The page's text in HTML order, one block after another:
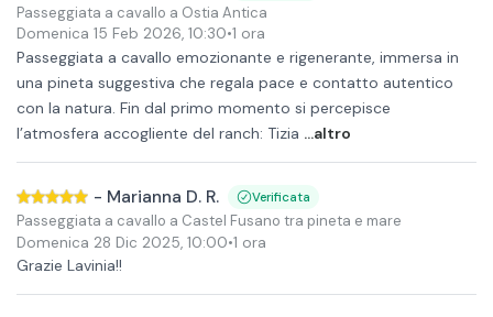
Passeggiata a cavallo a Ostia Antica
Domenica 15 Feb 2026, 10:30•1 ora
Passeggiata a cavallo emozionante e rigenerante, immersa in
una pineta suggestiva che regala pace e contatto autentico
con la natura. Fin dal primo momento si percepisce
l’atmosfera accogliente del ranch: Tizia ...altro
- Marianna D. R. Verificata
Passeggiata a cavallo a Castel Fusano tra pineta e mare
Domenica 28 Dic 2025, 10:00•1 ora
Grazie Lavinia!!